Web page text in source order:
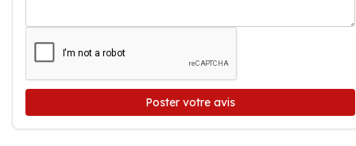
Poster votre avis